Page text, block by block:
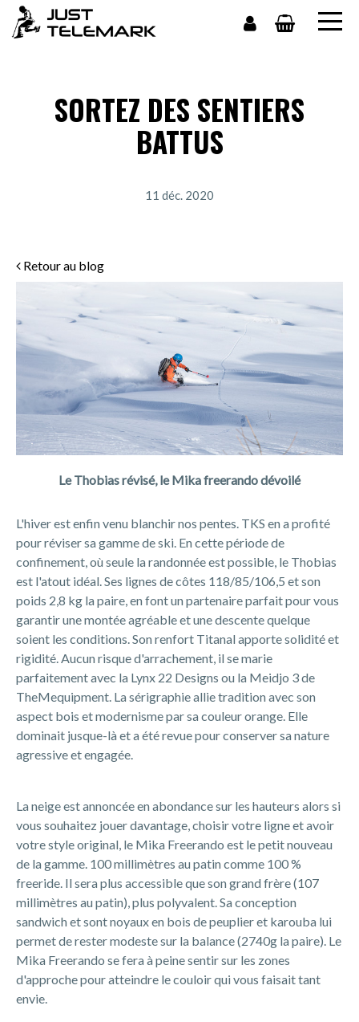
SORTEZ DES SENTIERS
BATTUS
11 déc. 2020
Retour au blog
Le Thobias révisé, le Mika freerando dévoilé
L'hiver est enfin venu blanchir nos pentes. TKS en a profité
pour réviser sa gamme de ski. En cette période de
confinement, où seule la randonnée est possible, le Thobias
est l'atout idéal. Ses lignes de côtes 118/85/106,5 et son
poids 2,8 kg la paire, en font un partenaire parfait pour vous
garantir une montée agréable et une descente quelque
soient les conditions. Son renfort Titanal apporte solidité et
rigidité. Aucun risque d'arrachement, il se marie
parfaitement avec la Lynx 22 Designs ou la Meidjo 3 de
TheMequipment. La sérigraphie allie tradition avec son
aspect bois et modernisme par sa couleur orange. Elle
dominait jusque-là et a été revue pour conserver sa nature
agressive et engagée.
La neige est annoncée en abondance sur les hauteurs alors si
vous souhaitez jouer davantage, choisir votre ligne et avoir
votre style original, le Mika Freerando est le petit nouveau
de la gamme. 100 millimètres au patin comme 100 %
freeride. Il sera plus accessible que son grand frère (107
millimètres au patin), plus polyvalent. Sa conception
sandwich et sont noyaux en bois de peuplier et karouba lui
permet de rester modeste sur la balance (2740g la paire). Le
Mika Freerando se fera à peine sentir sur les zones
d'approche pour atteindre le couloir qui vous faisait tant
envie.